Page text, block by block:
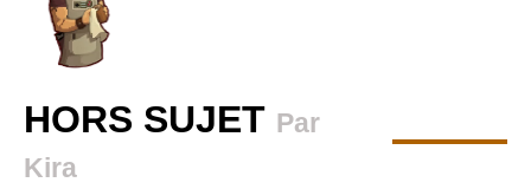
HORS SUJET Par
Kira